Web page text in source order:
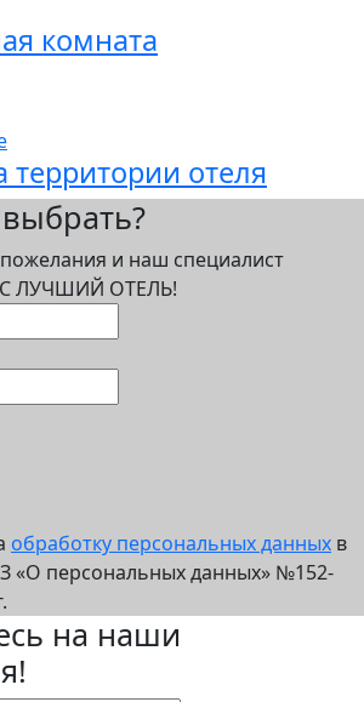
комната
территории отеля
и наш специалист
ЛУЧШИЙ ОТЕЛЬ!
обработку персональных данных в
«О персональных данных» №152-
на наши